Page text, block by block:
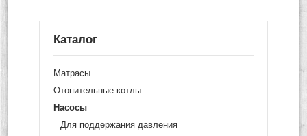
Каталог
Матрасы
Отопительные котлы
Насосы
Для поддержания давления